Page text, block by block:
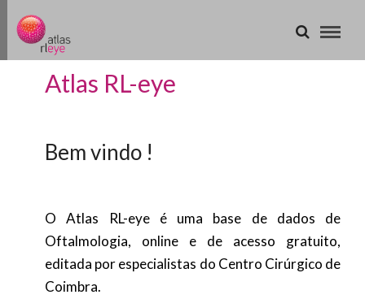
Atlas RL-eye
Bem vindo !
O Atlas RL-eye é uma base de dados de
Oftalmologia, online e de acesso gratuito,
editada por especialistas do Centro Cirúrgico de
Coimbra.